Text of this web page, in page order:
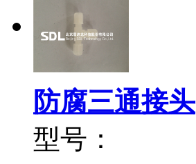
防腐三通接头
型号：